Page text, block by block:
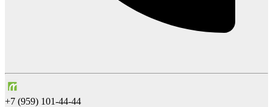
+7 (959) 101-44-44